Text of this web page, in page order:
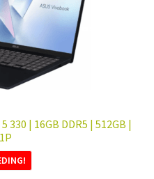
330 | 16GB DDR5 | 512GB |